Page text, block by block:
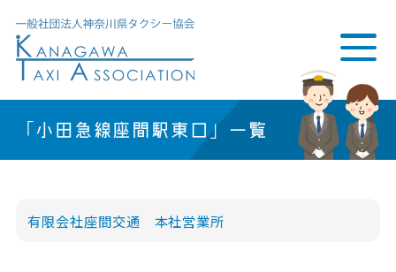
「小田急線座間駅東口」一覧
有限会社座間交通 本社営業所